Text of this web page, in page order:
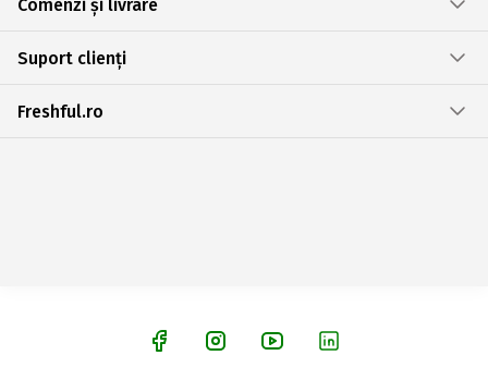
Comenzi și livrare
Suport clienți
Freshful.ro